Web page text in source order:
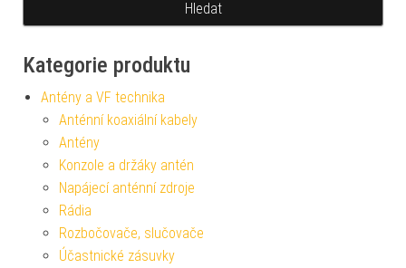
Kategorie produktu
Antény a VF technika
Anténní koaxiální kabely
Antény
Konzole a držáky antén
Napájecí anténní zdroje
Rádia
Rozbočovače, slučovače
Účastnické zásuvky